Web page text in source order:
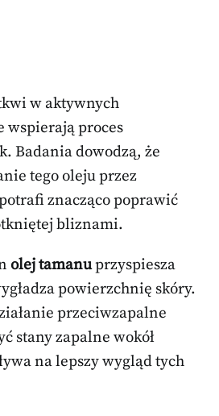
w aktywnych
wspierają proces
Badania dowodzą, że
tego oleju przez
znacząco poprawić
bliznami.
olej tamanuprzyspiesza
powierzchnię skóry.
przeciwzapalne
stany zapalne wokół
na lepszy wygląd tych